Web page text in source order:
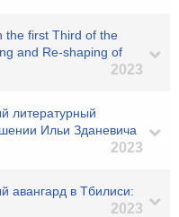
the first Third of the
and Re-shaping of
2023
литературный
Ильи Зданевича
2023
авангард в Тбилиси:
2023